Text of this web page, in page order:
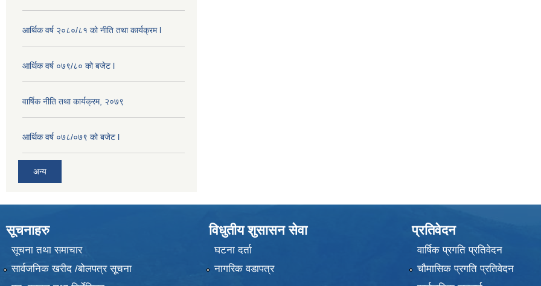
आर्थिक वर्ष २०८०/८१ को नीति तथा कार्यक्रम l
आर्थिक वर्ष ०७९/८० को बजेट l
वार्षिक नीति तथा कार्यक्रम, २०७९
आर्थिक वर्ष ०७८/०७९ को बजेट l
अन्य
सूचनाहरु
सूचना तथा समाचार
सार्वजनिक खरीद /बोलपत्र सूचना
विधुतीय शुसासन सेवा
घटना दर्ता
नागरिक वडापत्र
प्रतिवेदन
वार्षिक प्रगति प्रतिवेदन
चौमासिक प्रगति प्रतिवेदन